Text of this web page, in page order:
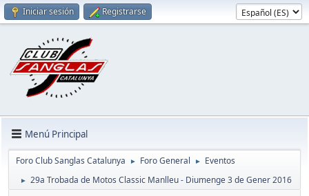
Iniciar sesión Registrarse
Menú Principal
Foro Club Sanglas Catalunya ► Foro General ► Eventos
► 29a Trobada de Motos Classic Manlleu - Diumenge 3 de Gener 2016